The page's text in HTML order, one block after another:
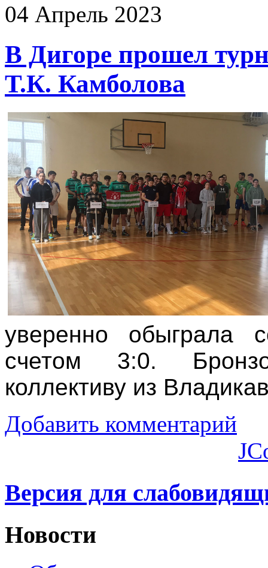
04 Апрель 2023
В Дигоре прошел
Т.К. Камболова
уверенно обыграла
счетом 3:0.
коллективу из
Добавить комментарий
Версия для
Новости